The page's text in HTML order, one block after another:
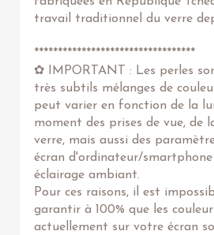
travail traditionnel du verre
**********************************
✿ IMPORTANT : Les perles
très subtils mélanges de
peut varier en fonction de la
moment des prises de vue, de
verre, mais aussi des
écran d'ordinateur/
éclairage ambiant.
Pour ces raisons, il est
garantir à 100% que les
actuellement sur votre écran